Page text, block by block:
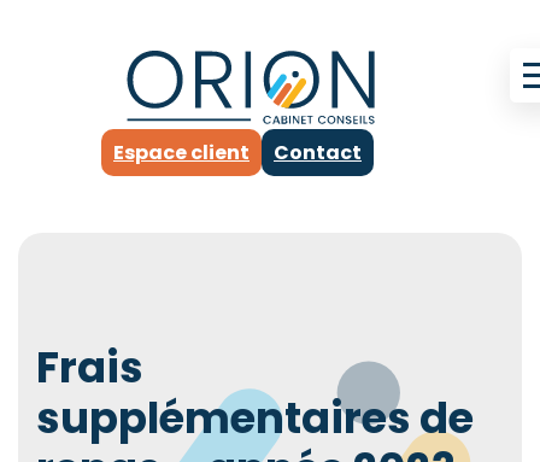
Espace client Contact
Frais
supplémentaires de